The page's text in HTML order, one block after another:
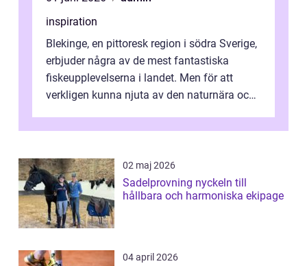
inspiration
Blekinge, en pittoresk region i södra Sverige,
erbjuder några av de mest fantastiska
fiskeupplevelserna i landet. Men för att
verkligen kunna njuta av den naturnära och
02 maj 2026
Sadelprovning nyckeln till
hållbara och harmoniska ekipage
04 april 2026